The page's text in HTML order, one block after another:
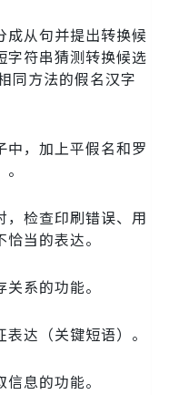
成从句并提出转换候
字符串猜测转换候选
同方法的假名汉字
中，加上平假名和罗
，检查印刷错误、用
当的表达。
系的功能。
达（关键短语）。
息的功能。